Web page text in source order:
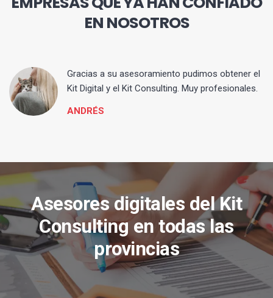
EN NOSOTROS
Gracias a su asesoramiento pudimos obtener el
Kit Digital y el Kit Consulting. Muy profesionales.
ANDRÉS
Asesores digitales del Kit
Consulting en todas las
provincias